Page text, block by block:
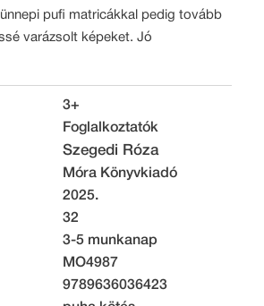
pufi matricákkal pedig tovább
varázsolt képeket. Jó
3+
Foglalkoztatók
Szegedi Róza
Móra Könyvkiadó
2025.
32
3-5 munkanap
MO4987
9789636036423